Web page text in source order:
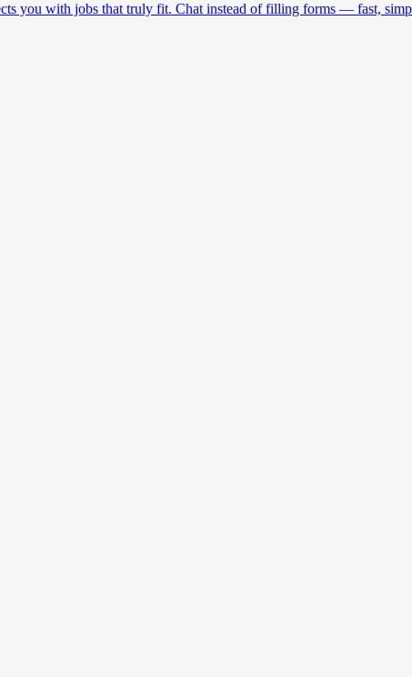
you with jobs that truly fit. Chat instead of filling forms — fast,